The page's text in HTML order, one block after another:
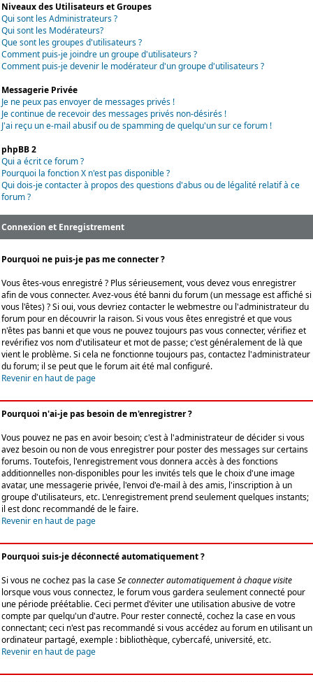
Niveaux des Utilisateurs et Groupes
Qui sont les Administrateurs ?
Qui sont les Modérateurs?
Que sont les groupes d'utilisateurs ?
Comment puis-je joindre un groupe d'utilisateurs ?
Comment puis-je devenir le modérateur d'un groupe d'utilisateurs ?
Messagerie Privée
Je ne peux pas envoyer de messages privés !
Je continue de recevoir des messages privés non-désirés !
J'ai reçu un e-mail abusif ou de spamming de quelqu'un sur ce forum !
phpBB 2
Qui a écrit ce forum ?
Pourquoi la fonction X n'est pas disponible ?
Qui dois-je contacter à propos des questions d'abus ou de légalité relatif à ce
forum ?
Connexion et Enregistrement
Pourquoi ne puis-je pas me connecter ?
Vous êtes-vous enregistré ? Plus sérieusement, vous devez vous enregistrer
afin de vous connecter. Avez-vous été banni du forum (un message est affiché si
vous l'êtes) ? Si oui, vous devriez contacter le webmestre ou l'administrateur du
forum pour en découvrir la raison. Si vous vous êtes enregistré et que vous
n'êtes pas banni et que vous ne pouvez toujours pas vous connecter, vérifiez et
revérifiez vos nom d'utilisateur et mot de passe; c'est généralement de là que
vient le problème. Si cela ne fonctionne toujours pas, contactez l'administrateur
du forum; il se peut que le forum ait été mal configuré.
Revenir en haut de page
Pourquoi n'ai-je pas besoin de m'enregistrer ?
Vous pouvez ne pas en avoir besoin; c'est à l'administrateur de décider si vous
avez besoin ou non de vous enregistrer pour poster des messages sur certains
forums. Toutefois, l'enregistrement vous donnera accès à des fonctions
additionnelles non-disponibles pour les invités tels que le choix d'une image
avatar, une messagerie privée, l'envoi d'e-mail à des amis, l'inscription à un
groupe d'utilisateurs, etc. L'enregistrement prend seulement quelques instants;
il est donc recommandé de le faire.
Revenir en haut de page
Pourquoi suis-je déconnecté automatiquement ?
Si vous ne cochez pas la caseSe connecter automatiquement à chaque visite
lorsque vous vous connectez, le forum vous gardera seulement connecté pour
une période préétablie. Ceci permet d'éviter une utilisation abusive de votre
compte par quelqu'un d'autre. Pour rester connecté, cochez la case en vous
connectant; ceci n'est pas recommandé si vous accédez au forum en utilisant un
ordinateur partagé, exemple : bibliothèque, cybercafé, université, etc.
Revenir en haut de page